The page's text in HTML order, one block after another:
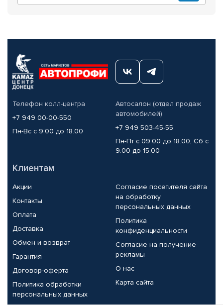
Телефон колл-центра
+7 949 00-00-550
Пн-Вс с 9.00 до 18.00
Автосалон (отдел продаж
автомобилей)
+7 949 503-45-55
Пн-Пт с 09.00 до 18.00, Сб с
9.00 до 15.00
Клиентам
Акции
Контакты
Оплата
Доставка
Обмен и возврат
Гарантия
Договор-оферта
Политика обработки
персональных данных
Согласие посетителя сайта
на обработку
персональных данных
Политика
конфиденциальности
Согласие на получение
рекламы
О нас
Карта сайта